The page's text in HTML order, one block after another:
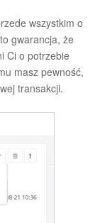
wszystkim o
gwarancja, że
Ci o potrzebie
masz pewność,
transakcji.